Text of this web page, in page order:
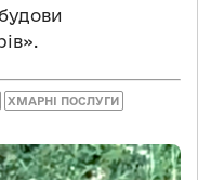
ХМАРНІ ПОСЛУГИ